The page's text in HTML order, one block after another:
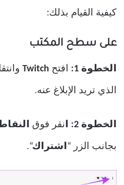
كيفية القيام بذلك:
على سطح المكتب
الخطوة 1: افتح Twitch
الذي تريد الإبلاغ عنه.
الخطوة 2: ا نقر فوق
بجانب الزر “اشتراك“.